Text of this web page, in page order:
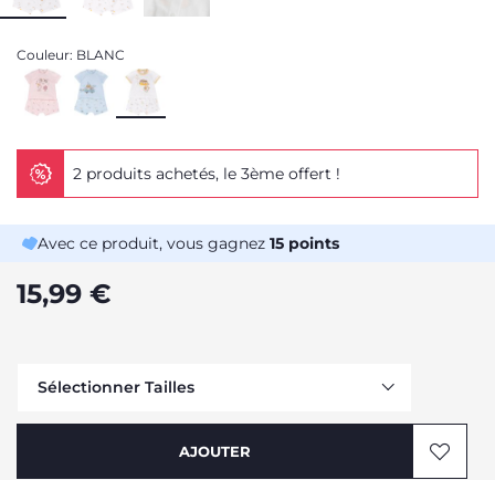
Couleur: BLANC
2 produits achetés, le 3ème offert !
Avec ce produit, vous gagnez 15 points
15,99 €
Sélectionner Tailles
AJOUTER